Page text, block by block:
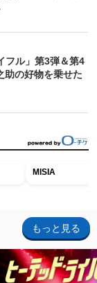
フル」第3弾＆第4
の好物を乗せた
MISIA
もっと見る